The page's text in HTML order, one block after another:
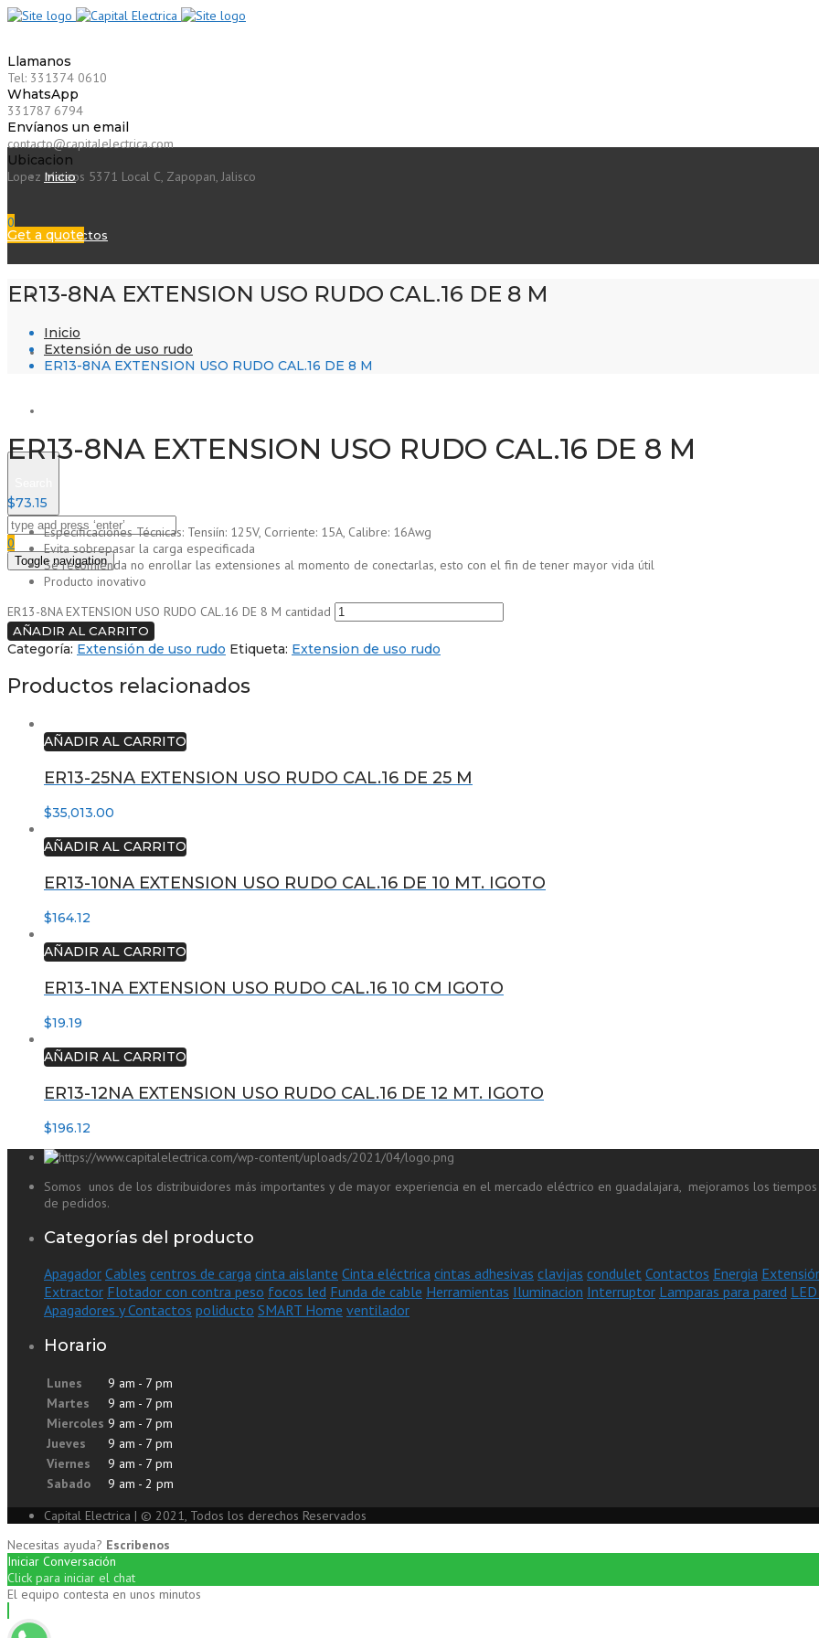
Llamanos
Tel: 331374 0610
WhatsApp
331787 6794
Envíanos un email
contacto@capitalelectrica.com
Ubicacion
Lopez Mateos 5371 Local C, Zapopan, Jalisco
0
Inicio
Proyectos
Catálogos
Tienda en Linea
0
Toggle navigation
Get a quote
ER13-8NA EXTENSION USO RUDO CAL.16 DE 8 M
Inicio
Extensión de uso rudo
ER13-8NA EXTENSION USO RUDO CAL.16 DE 8 M
ER13-8NA EXTENSION USO RUDO CAL.16 DE 8 M
$73.15
Especificaciones Técnicas: Tensiín: 125V, Corriente: 15A, Calibre: 16Awg
Evita sobrepasar la carga especificada
Se recomienda no enrollar las extensiones al momento de conectarlas, esto con el fin de tener mayor vida útil
Producto inovativo
ER13-8NA EXTENSION USO RUDO CAL.16 DE 8 M cantidad
AÑADIR AL CARRITO
Categoría: Extensión de uso rudo Etiqueta: Extension de uso rudo
Productos relacionados
AÑADIR AL CARRITO
ER13-25NA EXTENSION USO RUDO CAL.16 DE 25 M
$35,013.00
AÑADIR AL CARRITO
ER13-10NA EXTENSION USO RUDO CAL.16 DE 10 MT. IGOTO
$164.12
AÑADIR AL CARRITO
ER13-1NA EXTENSION USO RUDO CAL.16 10 CM IGOTO
$19.19
AÑADIR AL CARRITO
ER13-12NA EXTENSION USO RUDO CAL.16 DE 12 MT. IGOTO
$196.12
Somos unos de los distribuidores más importantes y de mayor experiencia en el mercado eléctrico en guadalajara, mejoramos los
de pedidos.
Categorías del producto
Apagador Cables centros de carga cinta aislante Cinta eléctrica cintas adhesivas clavijas condulet Contactos Energia
Extractor Flotador con contra peso focos led Funda de cable Herramientas Iluminacion Interruptor Lamparas para pared
Apagadores y Contactos poliducto SMART Home ventilador
Horario
Lunes
9 am - 7 pm
Martes
9 am - 7 pm
Miercoles 9 am - 7 pm
Jueves
9 am - 7 pm
Viernes
9 am - 7 pm
Sabado
9 am - 2 pm
Capital Electrica | © 2021, Todos los derechos Reservados
Necesitas ayuda? Escribenos
Iniciar Conversación
Click para iniciar el chat
El equipo contesta en unos minutos